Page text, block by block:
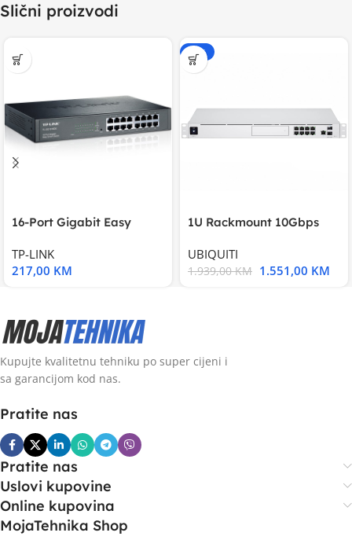
Slični proizvodi
16-Port Gigabit Easy
TP-LINK
217,00 KM
-20%
1U Rackmount 10Gbps
UBIQUITI
1.939,00KM 1.551,00 KM
Kupujte kvalitetnu tehniku po super cijeni i
sa garancijom kod nas.
Pratite nas
Pratite nas
Uslovi kupovine
Online kupovina
MojaTehnika Shop